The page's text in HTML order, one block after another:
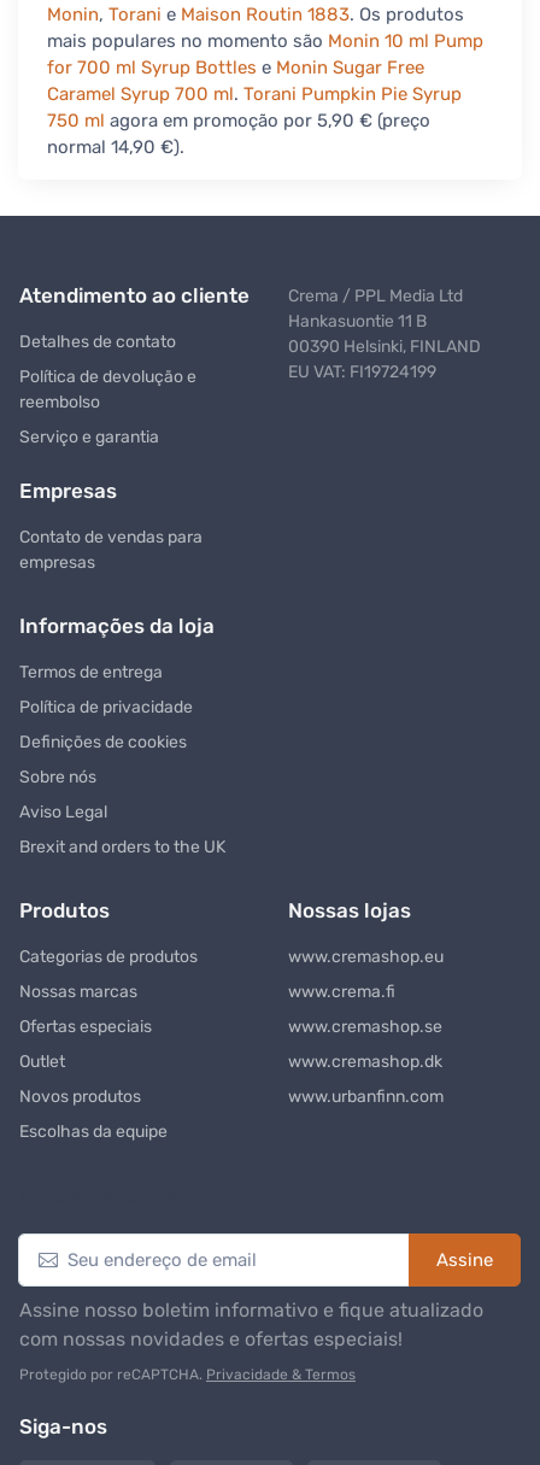
Monin, Torani e Maison Routin 1883. Os produtos
mais populares no momento são Monin 10 ml Pump
for 700 ml Syrup Bottles e Monin Sugar Free
Caramel Syrup 700 ml. Torani Pumpkin Pie Syrup
750 ml agora em promoção por 5,90 € (preço
normal 14,90 €).
Atendimento ao cliente
Detalhes de contato
Política de devolução e
reembolso
Serviço e garantia
Empresas
Contato de vendas para
empresas
Crema / PPL Media Ltd
Hankasuontie 11 B
00390 Helsinki, FINLAND
EU VAT: FI19724199
Informações da loja
Termos de entrega
Política de privacidade
Definições de cookies
Sobre nós
Aviso Legal
Brexit and orders to the UK
Produtos
Categorias de produtos
Nossas marcas
Ofertas especiais
Outlet
Novos produtos
Escolhas da equipe
Nossas lojas
www.cremashop.eu
www.crema.fi
www.cremashop.se
www.cremashop.dk
www.urbanfinn.com
Assine
Assine nosso boletim informativo e fique atualizado
com nossas novidades e ofertas especiais!
Protegido por reCAPTCHA. Privacidade & Termos
Siga-nos